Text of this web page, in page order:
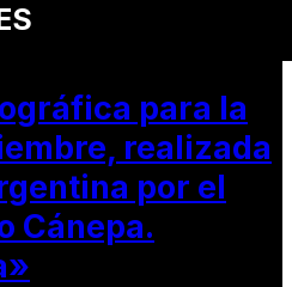
para la
realizada
por el
Cánepa.